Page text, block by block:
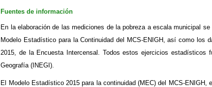
Fuentes de información
En la elaboración de las mediciones de la pobreza a escala municipal
Modelo Estadístico para la Continuidad del MCS-ENIGH, así como los
2015, de la Encuesta Intercensal. Todos estos ejercicios
Geografía (INEGI).
El Modelo Estadístico 2015 para la continuidad (MEC) del MCS-ENIGH,